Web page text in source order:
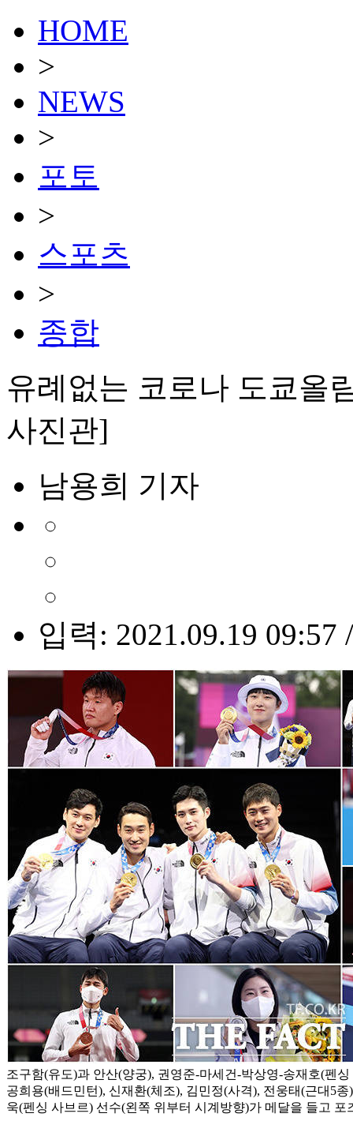
HOME
>
NEWS
>
포토
>
스포츠
>
종합
유례없는 코로나 도쿄올
사진관]
남용희 기자
입력: 2021.09.19 09:57
조구함(유도)과 안산(양궁), 권영준-마세건-박상영-송재호(펜
공희용(배드민턴), 신재환(체조), 김민정(사격), 전웅태(근대5
욱(펜싱 사브르) 선수(왼쪽 위부터 시계방향)가 메달을 들고 포